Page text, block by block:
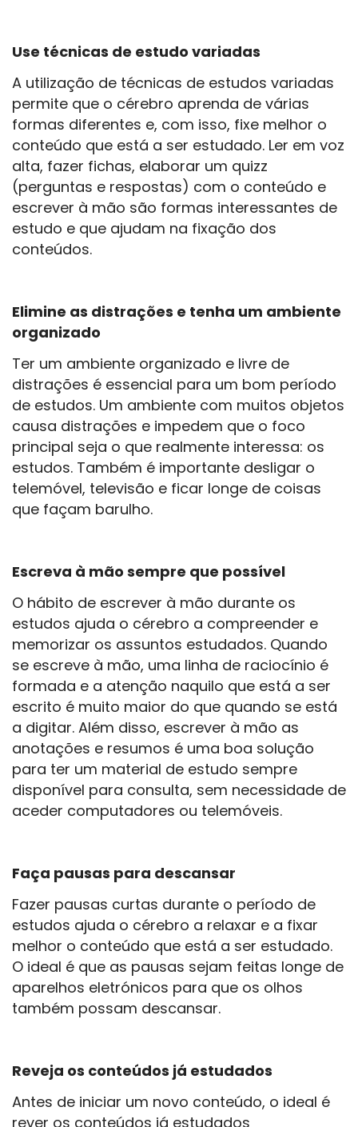
Use técnicas de estudo variadas
A utilização de técnicas de estudos variadas
permite que o cérebro aprenda de várias
formas diferentes e, com isso, fixe melhor o
conteúdo que está a ser estudado. Ler em voz
alta, fazer fichas, elaborar um quizz
(perguntas e respostas) com o conteúdo e
escrever à mão são formas interessantes de
estudo e que ajudam na fixação dos
conteúdos.
Elimine as distrações e tenha um ambiente
organizado
Ter um ambiente organizado e livre de
distrações é essencial para um bom período
de estudos. Um ambiente com muitos objetos
causa distrações e impedem que o foco
principal seja o que realmente interessa: os
estudos. Também é importante desligar o
telemóvel, televisão e ficar longe de coisas
que façam barulho.
Escreva à mão sempre que possível
O hábito de escrever à mão durante os
estudos ajuda o cérebro a compreender e
memorizar os assuntos estudados. Quando
se escreve à mão, uma linha de raciocínio é
formada e a atenção naquilo que está a ser
escrito é muito maior do que quando se está
a digitar. Além disso, escrever à mão as
anotações e resumos é uma boa solução
para ter um material de estudo sempre
disponível para consulta, sem necessidade de
aceder computadores ou telemóveis.
Faça pausas para descansar
Fazer pausas curtas durante o período de
estudos ajuda o cérebro a relaxar e a fixar
melhor o conteúdo que está a ser estudado.
O ideal é que as pausas sejam feitas longe de
aparelhos eletrónicos para que os olhos
também possam descansar.
Reveja os conteúdos já estudados
Antes de iniciar um novo conteúdo, o ideal é
rever os conteúdos já estudados